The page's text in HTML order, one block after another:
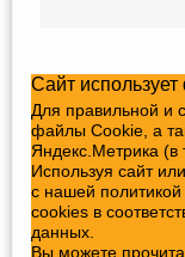
Сайт
Для правильной и
файлы Cookie, а
Яндекс.Метрика (в
Используя сайт
с нашей
cookies в
данных.
Вы можете